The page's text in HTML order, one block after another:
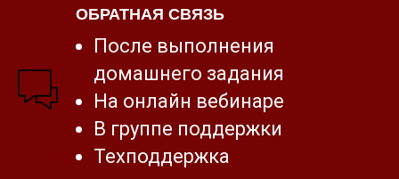
ОБРАТНАЯ СВЯЗЬ
После выполнения
домашнего задания
На онлайн вебинаре
В группе поддержки
Техподдержка